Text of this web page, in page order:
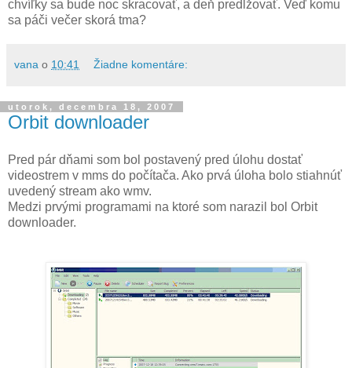
chvíľky sa bude noc skracovať, a deň predlžovať. Veď komu
sa páči večer skorá tma?
vana o 10:41 Žiadne komentáre:
utorok, decembra 18, 2007
Orbit downloader
Pred pár dňami som bol postavený pred úlohu dostať
videostrem v mms do počítača. Ako prvá úloha bolo stiahnúť
uvedený stream ako wmv.
Medzi prvými programami na ktoré som narazil bol Orbit
downloader.